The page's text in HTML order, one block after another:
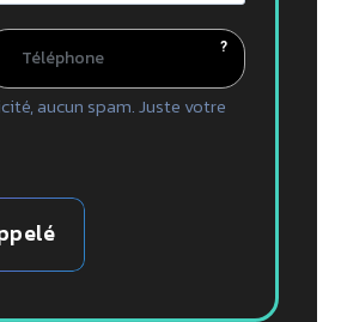
?
aucun spam. Juste votre